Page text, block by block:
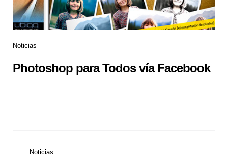
Noticias
Photoshop para Todos vía Facebook
Noticias